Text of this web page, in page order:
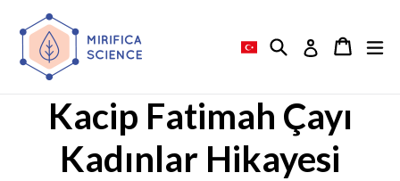
atla
AramakGiriş Araba
Araba
Kacip Fatimah Çayı
Kadınlar Hikayesi